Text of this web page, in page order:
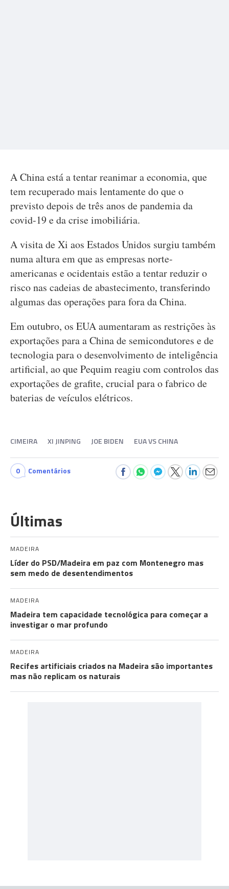
A China está a tentar reanimar a economia, que
tem recuperado mais lentamente do que o
previsto depois de três anos de pandemia da
covid-19 e da crise imobiliária.
A visita de Xi aos Estados Unidos surgiu também
numa altura em que as empresas norte-
americanas e ocidentais estão a tentar reduzir o
risco nas cadeias de abastecimento, transferindo
algumas das operações para fora da China.
Em outubro, os EUA aumentaram as restrições às
exportações para a China de semicondutores e de
tecnologia para o desenvolvimento de inteligência
artificial, ao que Pequim reagiu com controlos das
exportações de grafite, crucial para o fabrico de
baterias de veículos elétricos.
CIMEIRA XI JINPING JOE BIDEN EUA VS CHINA
0 Comentários
Últimas
MADEIRA
Líder do PSD/Madeira em paz com Montenegro mas
sem medo de desentendimentos
MADEIRA
Madeira tem capacidade tecnológica para começar a
investigar o mar profundo
MADEIRA
Recifes artificiais criados na Madeira são importantes
mas não replicam os naturais